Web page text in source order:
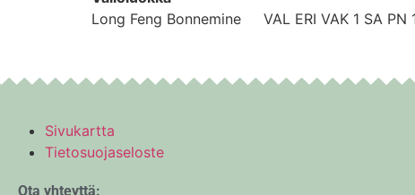
Long Feng Bonnemine VAL ERI VAK 1 SA PN
Sivukartta
Tietosuojaseloste
Ota yhteyttä: